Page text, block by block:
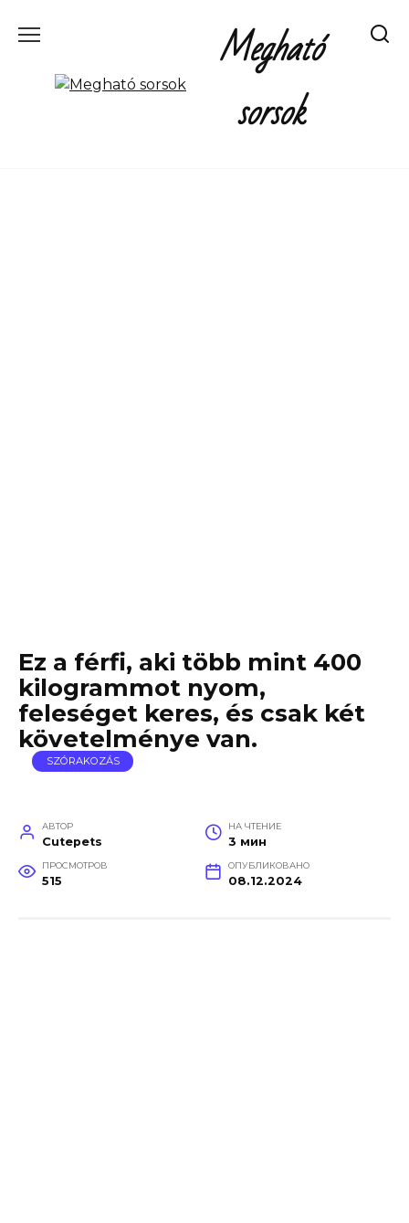
Megható
sorsok
Ez a férfi, aki több mint 400
kilogrammot nyom,
feleséget keres, és csak két
követelménye van.
SZÓRAKOZÁS
АВТОР
Cutepets
НА ЧТЕНИЕ
3 мин
ПРОСМОТРОВ
515
ОПУБЛИКОВАНО
08.12.2024